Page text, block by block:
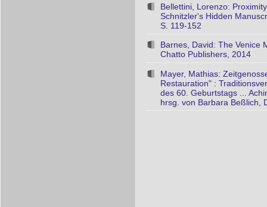
Bellettini, Lorenzo:
Schnitzler's Hidden
S. 119-152
Barnes, David: The Venice
Chatto Publishers, 2014
Mayer, Mathias:
Restauration" :
des 60. Geburtstags ...
hrsg. von Barbara Beßlich,